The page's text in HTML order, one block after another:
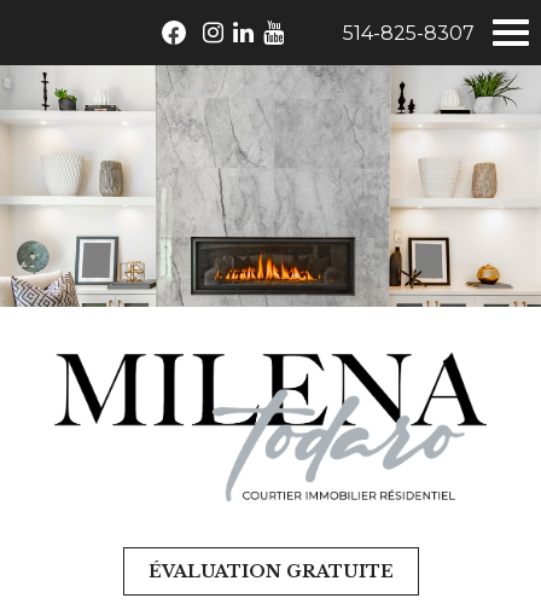
514-825-8307
ÉVALUATION GRATUITE